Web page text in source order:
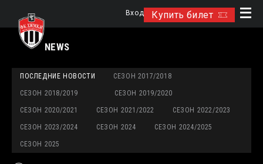
Купить билет
Вход
NEWS
ПОСЛЕДНИЕ НОВОСТИ СЕЗОН 2017/2018
СЕЗОН 2018/2019 СЕЗОН 2019/2020
СЕЗОН 2020/2021 СЕЗОН 2021/2022 СЕЗОН 2022/2023
СЕЗОН 2023/2024 СЕЗОН 2024 СЕЗОН 2024/2025
СЕЗОН 2025